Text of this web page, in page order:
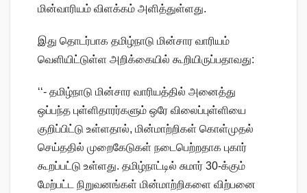
மின்வாரியம் விளக்கம் அளித்துள்ளது.
இது தொடர்பாக தமிழ்நாடு மின்சார வாரியம்
வெளியிட்டுள்ள அறிக்கையில் கூறியிருப்பதாவது:
‘‘- தமிழ்நாடு மின்சார வாரியத்தில் அனைத்து
ஒப்பந்த புள்ளிதாரர்களும் ஒரே விலைப்புள்ளியை
குறிப்பிட்டு உள்ளதால், மின்மாற்றிகள் கொள்முதல்
செய்ததில் முறைகேடுகள் நடைபெற்றதாக புகார்
கூறப்பட்டு உள்ளது. தமிழ்நாட்டில் சுமார் 30-க்கும்
மேற்பட்ட நிறுவனங்கள் மின்மாற்றிகளை விற்பனை